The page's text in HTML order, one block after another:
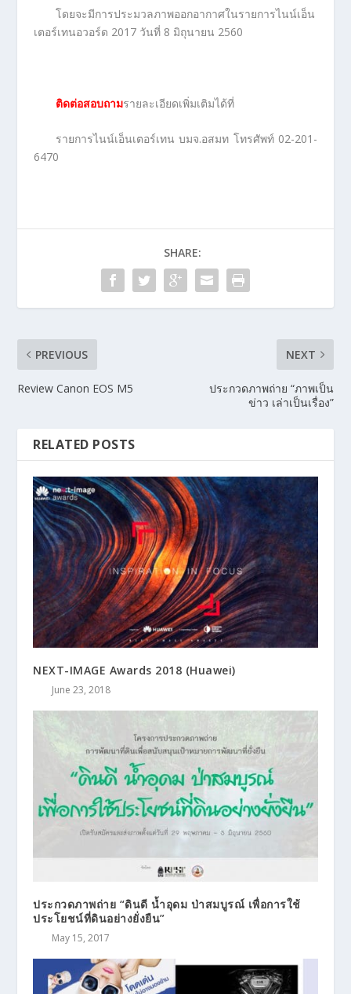
โดยจะมีการประมวลภาพออกอากาศในรายการไนน์เอ็น
เตอร์เทนอวอร์ด 2017 วันที่ 8 มิถุนายน 2560
ติดต่อสอบถามรายละเอียดเพิ่มเติมได้ที่
รายการไนน์เอ็นเตอร์เทน บมจ.อสมท โทรศัพท์ 02-201-
6470
SHARE:
PREVIOUS
Review Canon EOS M5
NEXT
ประกวดภาพถ่าย “ภาพเป็น
ข่าว เล่าเป็นเรื่อง”
RELATED POSTS
NEXT-IMAGE Awards 2018 (Huawei)
June 23, 2018
ประกวดภาพถ่าย “ดินดี น้ำอุดม ป่าสมบูรณ์ เพื่อการใช้
ประโยชน์ที่ดินอย่างยั่งยืน”
May 15, 2017